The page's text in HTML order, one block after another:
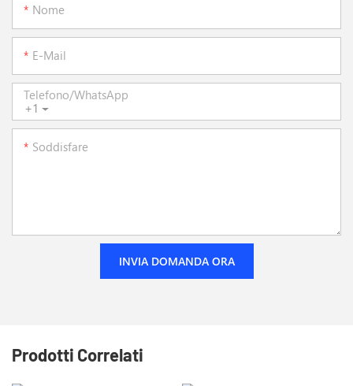
Nome
E-Mail
+1
Telefono/WhatsApp
Soddisfare
INVIA DOMANDA ORA
Prodotti Correlati